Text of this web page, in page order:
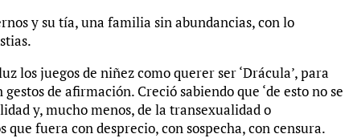
y su tía, una familia sin abundancias, con lo
los juegos de niñez como querer ser ‘Drácula’, para
de afirmación. Creció sabiendo que ‘de esto no se
y, mucho menos, de la transexualidad o
fuera con desprecio, con sospecha, con censura.